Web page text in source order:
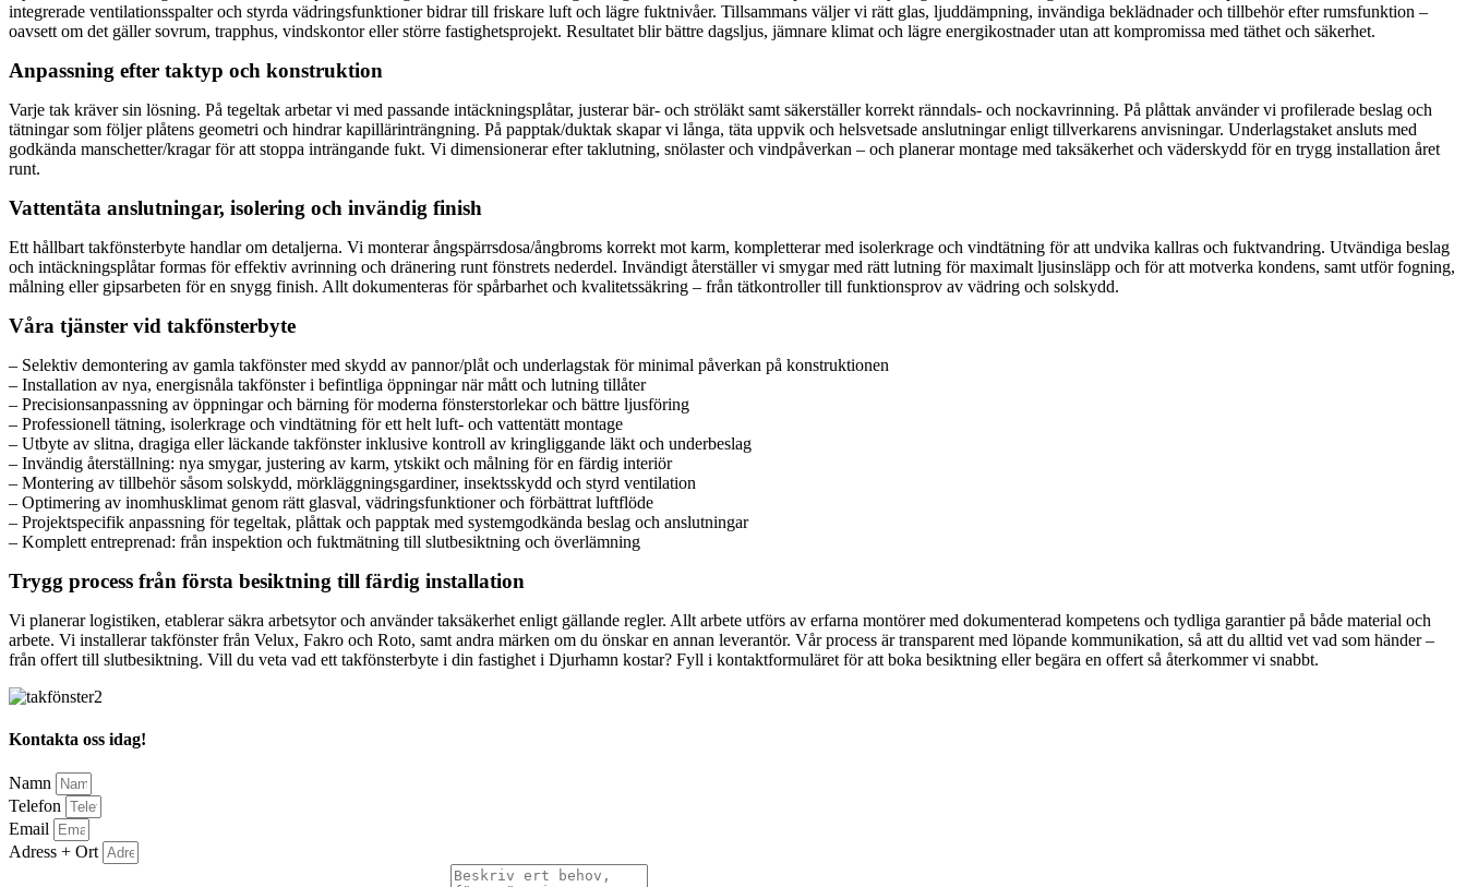
integrerade ventilationsspalter och styrda vädringsfunktioner bidrar till friskare luft och lägre fuktnivåer. Tillsammans väljer vi rätt glas, ljuddämpning, invändiga beklädnader och tillbehör efter rumsfunktion –
oavsett om det gäller sovrum, trapphus, vindskontor eller större fastighetsprojekt. Resultatet blir bättre dagsljus, jämnare klimat och lägre energikostnader utan att kompromissa med täthet och säkerhet.
Anpassning efter taktyp och konstruktion
Varje tak kräver sin lösning. På tegeltak arbetar vi med passande intäckningsplåtar, justerar bär- och ströläkt samt säkerställer korrekt ränndals- och nockavrinning. På plåttak använder vi profilerade beslag och
tätningar som följer plåtens geometri och hindrar kapillärinträngning. På papptak/duktak skapar vi långa, täta uppvik och helsvetsade anslutningar enligt tillverkarens anvisningar. Underlagstaket ansluts med
godkända manschetter/kragar för att stoppa inträngande fukt. Vi dimensionerar efter taklutning, snölaster och vindpåverkan – och planerar montage med taksäkerhet och väderskydd för en trygg installation året
runt.
Vattentäta anslutningar, isolering och invändig finish
Ett hållbart takfönsterbyte handlar om detaljerna. Vi monterar ångspärrsdosa/ångbroms korrekt mot karm, kompletterar med isolerkrage och vindtätning för att undvika kallras och fuktvandring. Utvändiga beslag
och intäckningsplåtar formas för effektiv avrinning och dränering runt fönstrets nederdel. Invändigt återställer vi smygar med rätt lutning för maximalt ljusinsläpp och för att motverka kondens, samt utför fogning,
målning eller gipsarbeten för en snygg finish. Allt dokumenteras för spårbarhet och kvalitetssäkring – från tätkontroller till funktionsprov av vädring och solskydd.
Våra tjänster vid takfönsterbyte
– Selektiv demontering av gamla takfönster med skydd av pannor/plåt och underlagstak för minimal påverkan på konstruktionen
– Installation av nya, energisnåla takfönster i befintliga öppningar när mått och lutning tillåter
– Precisionsanpassning av öppningar och bärning för moderna fönsterstorlekar och bättre ljusföring
– Professionell tätning, isolerkrage och vindtätning för ett helt luft- och vattentätt montage
– Utbyte av slitna, dragiga eller läckande takfönster inklusive kontroll av kringliggande läkt och underbeslag
– Invändig återställning: nya smygar, justering av karm, ytskikt och målning för en färdig interiör
– Montering av tillbehör såsom solskydd, mörkläggningsgardiner, insektsskydd och styrd ventilation
– Optimering av inomhusklimat genom rätt glasval, vädringsfunktioner och förbättrat luftflöde
– Projektspecifik anpassning för tegeltak, plåttak och papptak med systemgodkända beslag och anslutningar
– Komplett entreprenad: från inspektion och fuktmätning till slutbesiktning och överlämning
Trygg process från första besiktning till färdig installation
Vi planerar logistiken, etablerar säkra arbetsytor och använder taksäkerhet enligt gällande regler. Allt arbete utförs av erfarna montörer med dokumenterad kompetens och tydliga garantier på både material och
arbete. Vi installerar takfönster från Velux, Fakro och Roto, samt andra märken om du önskar en annan leverantör. Vår process är transparent med löpande kommunikation, så att du alltid vet vad som händer –
från offert till slutbesiktning. Vill du veta vad ett takfönsterbyte i din fastighet i Djurhamn kostar? Fyll i kontaktformuläret för att boka besiktning eller begära en offert så återkommer vi snabbt.
Kontakta oss idag!
Namn
Telefon
Email
Adress + Ort